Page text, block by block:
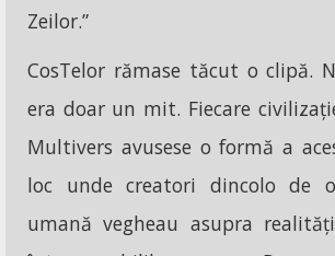
Zeilor.”
CosTelor rămase tăcut o clipă.
era doar un mit. Fiecare
Multivers avusese o formă a
loc unde creatori dincolo de
umană vegheau asupra